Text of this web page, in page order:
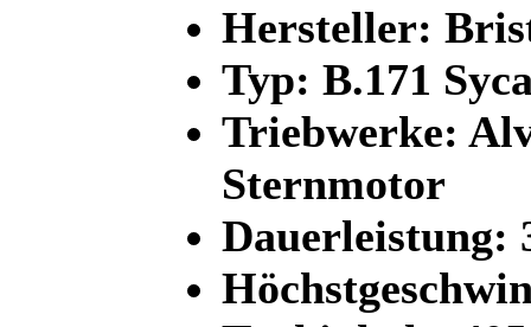
Hersteller:
Typ: B.171
Triebwerke:
Sternmotor
Dauerleistung: